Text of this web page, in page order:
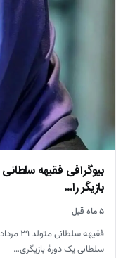
بیوگرافی فقیهه
بازیگر را…
۵ ماه قبل
سلطانی یک دورهٔ بازیگری…